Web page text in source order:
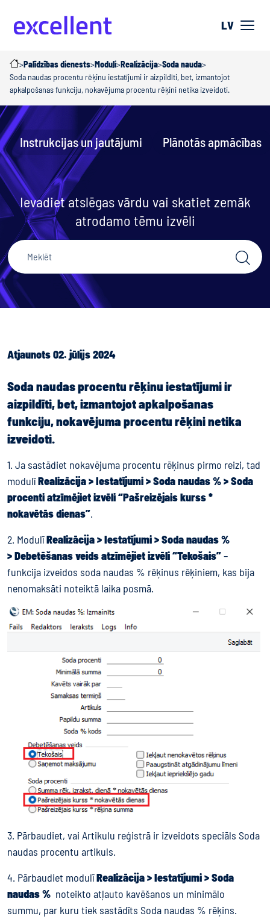
LV
>Palīdzības dienests>Moduļi>Realizācija>Soda nauda>
Soda naudas procentu rēķinu iestatījumi ir aizpildīti, bet, izmantojot
apkalpošanas funkciju, nokavējuma procentu rēķini netika izveidoti.
Instrukcijas un jautājumi Plānotās apmācības
Ievadiet atslēgas vārdu vai skatiet zemāk
atrodamo tēmu izvēli
Atjaunots 02. jūlijs 2024
Soda naudas procentu rēķinu iestatījumi ir
aizpildīti, bet, izmantojot apkalpošanas
funkciju, nokavējuma procentu rēķini netika
izveidoti.
1. Ja sastādiet nokavējuma procentu rēķinus pirmo reizi, tad
modulīRealizācija > Iestatījumi > Soda naudas % > Soda
procenti atzīmējiet izvēli “Pašreizējais kurss *
nokavētās dienas”.
2. ModulīRealizācija > Iestatījumi > Soda naudas %
> Debetēšanas veids atzīmējiet izvēli “Tekošais”–
funkcija izveidos soda naudas % rēķinus rēķiniem, kas bija
nenomaksāti noteiktā laika posmā.
3. Pārbaudiet, vai Artikulu reģistrā ir izveidots speciāls Soda
naudas procentu artikuls.
4. Pārbaudiet modulīRealizācija > Iestatījumi > Soda
naudas % noteikto atļauto kavēšanos un minimālo
summu, par kuru tiek sastādīts Soda naudas % rēķins.